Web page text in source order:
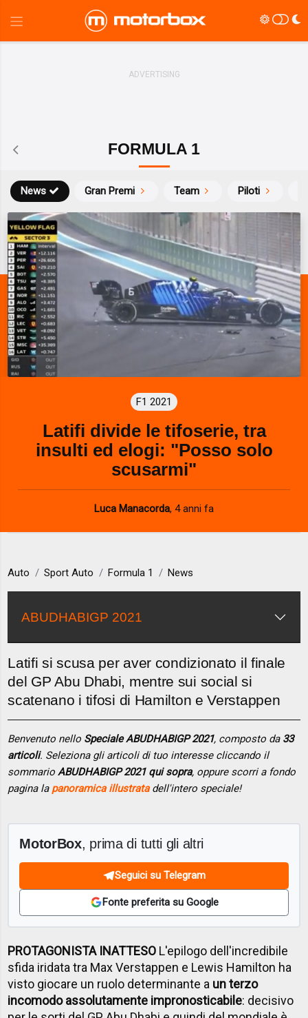
FORMULA 1
News Gran Premi Team Piloti
F1 2021
Latifi divide le tifoserie, tra
insulti ed elogi: "Posso solo
scusarmi"
Luca Manacorda, 4 anni fa
Auto Sport Auto Formula 1 News
ABUDHABIGP 2021
Latifi si scusa per aver condizionato il finale
del GP Abu Dhabi, mentre sui social si
scatenano i tifosi di Hamilton e Verstappen
Benvenuto nello Speciale ABUDHABIGP 2021, composto da 33
articoli. Seleziona gli articoli di tuo interesse cliccando il
sommarioABUDHABIGP 2021 qui sopra, oppure scorri a fondo
pagina la panoramica illustratadell'intero speciale!
MotorBox, prima di tutti gli altri
Seguici su Telegram
Fonte preferita su Google
PROTAGONISTA INATTESO L'epilogo dell'incredibile
sfida iridata tra Max Verstappen e Lewis Hamilton ha
visto giocare un ruolo determinante a un terzo
incomodo assolutamente impronosticabile: decisivo